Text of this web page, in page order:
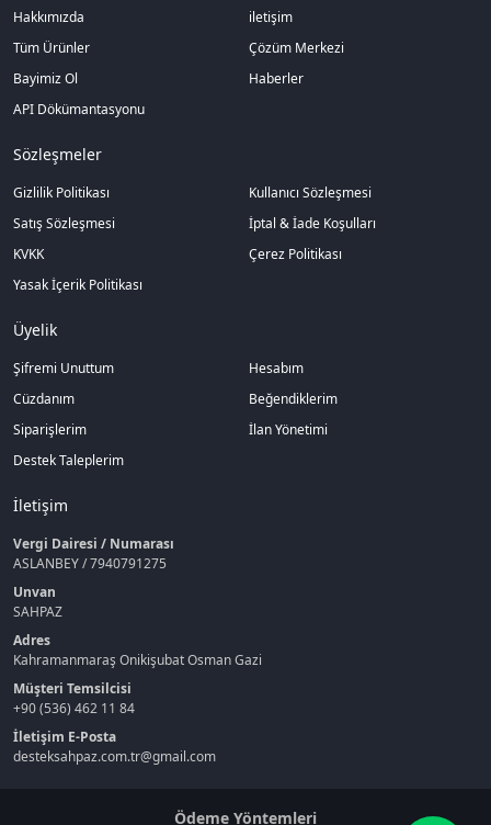
Hakkımızda
iletişim
Tüm Ürünler
Çözüm Merkezi
Bayimiz Ol
Haberler
API Dökümantasyonu
Sözleşmeler
Gizlilik Politikası
Kullanıcı Sözleşmesi
Satış Sözleşmesi
İptal & İade Koşulları
KVKK
Çerez Politikası
Yasak İçerik Politikası
Üyelik
Şifremi Unuttum
Hesabım
Cüzdanım
Beğendiklerim
Siparişlerim
İlan Yönetimi
Destek Taleplerim
İletişim
Vergi Dairesi / Numarası
ASLANBEY / 7940791275
Unvan
SAHPAZ
Adres
Kahramanmaraş Onikişubat Osman Gazi
Müşteri Temsilcisi
+90 (536) 462 11 84
İletişim E-Posta
desteksahpaz.com.tr@gmail.com
Ödeme Yöntemleri